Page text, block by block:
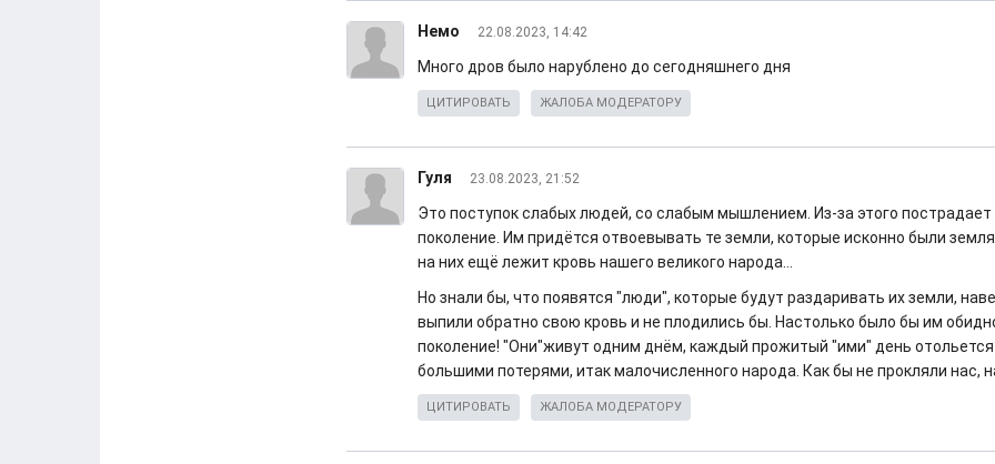
Немо 22.08.2023, 14:42
Много дров было нарублено до сегодняшнего дня
ЦИТИРОВАТЬ ЖАЛОБА МОДЕРАТОРУ
Гуля 23.08.2023, 21:52
Это поступок слабых людей, со слабым мышлением. Из-за этого
поколение. Им придётся отвоевывать те земли, которые исконно были
на них ещё лежит кровь нашего великого народа...
Но знали бы, что появятся "люди", которые будут раздаривать их земли,
выпили обратно свою кровь и не плодились бы. Настолько было бы им
поколение! "Они"живут одним днём, каждый прожитый "ими" день
большими потерями, итак малочисленного народа. Как бы не прокляли нас,
ЦИТИРОВАТЬ ЖАЛОБА МОДЕРАТОРУ